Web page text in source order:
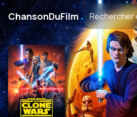
ChansonDuFilm․